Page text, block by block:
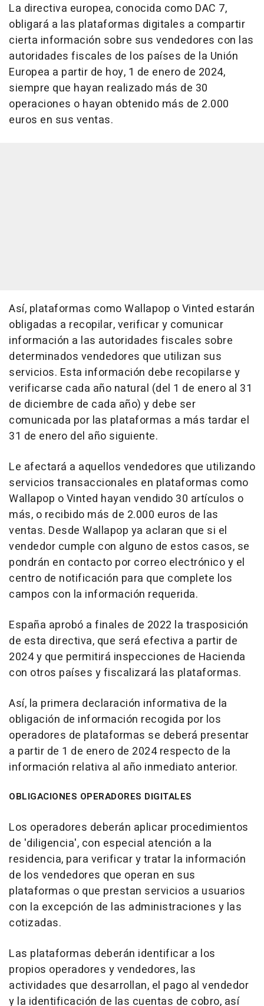
La directiva europea, conocida como DAC 7,
obligará a las plataformas digitales a compartir
cierta información sobre sus vendedores con las
autoridades fiscales de los países de la Unión
Europea a partir de hoy, 1 de enero de 2024,
siempre que hayan realizado más de 30
operaciones o hayan obtenido más de 2.000
euros en sus ventas.
Así, plataformas como Wallapop o Vinted estarán
obligadas a recopilar, verificar y comunicar
información a las autoridades fiscales sobre
determinados vendedores que utilizan sus
servicios. Esta información debe recopilarse y
verificarse cada año natural (del 1 de enero al 31
de diciembre de cada año) y debe ser
comunicada por las plataformas a más tardar el
31 de enero del año siguiente.
Le afectará a aquellos vendedores que utilizando
servicios transaccionales en plataformas como
Wallapop o Vinted hayan vendido 30 artículos o
más, o recibido más de 2.000 euros de las
ventas. Desde Wallapop ya aclaran que si el
vendedor cumple con alguno de estos casos, se
pondrán en contacto por correo electrónico y el
centro de notificación para que complete los
campos con la información requerida.
España aprobó a finales de 2022 la trasposición
de esta directiva, que será efectiva a partir de
2024 y que permitirá inspecciones de Hacienda
con otros países y fiscalizará las plataformas.
Así, la primera declaración informativa de la
obligación de información recogida por los
operadores de plataformas se deberá presentar
a partir de 1 de enero de 2024 respecto de la
información relativa al año inmediato anterior.
OBLIGACIONES OPERADORES DIGITALES
Los operadores deberán aplicar procedimientos
de 'diligencia', con especial atención a la
residencia, para verificar y tratar la información
de los vendedores que operan en sus
plataformas o que prestan servicios a usuarios
con la excepción de las administraciones y las
cotizadas.
Las plataformas deberán identificar a los
propios operadores y vendedores, las
actividades que desarrollan, el pago al vendedor
y la identificación de las cuentas de cobro, así